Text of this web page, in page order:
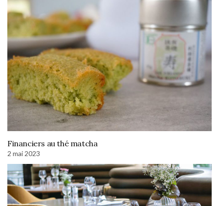
Financiers au thé matcha
2 mai 2023